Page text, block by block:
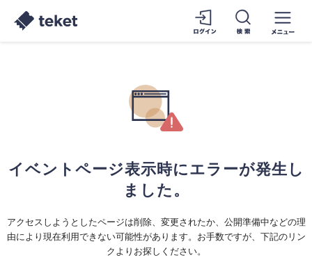
イベントページ表示時にエラーが発生し
ました。
アクセスしようとしたページは削除、変更されたか、公開準備中などの理
由により現在利用できない可能性があります。お手数ですが、下記のリン
クよりお探しください。